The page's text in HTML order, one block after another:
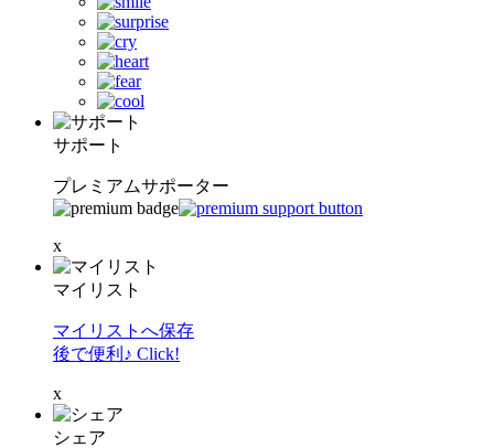
サポート
プレミアムサポーター
x
マイリスト
マイリストへ保存
後で便利♪ Click!
x
シェア